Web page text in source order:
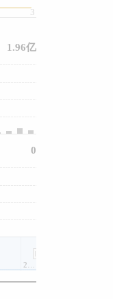
3
1.96亿
0